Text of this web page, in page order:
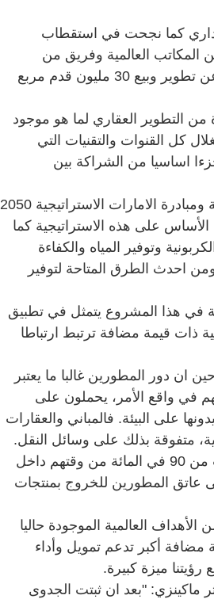
كما نجحت في استقطاب
المكاتب العالمية وفريق من
الخبراء المهرة في مجال صناعة العقارات مسؤول عن تطوير وبيع 30 مليون قدم مربع
من التطوير العقاري لما هو موجود
كل القنوات والتقنيات التي
اساسيا من الشراكة بين
ويتماشى مفهوم المشروع الجديد ومخرجاته مع رؤية ومبادرة الامارات الاستراتيجية 2050
على هذه الاستراتيجية كما
وتوفير المياه والكفاءة
احدث الطرق المتاحة لتوفير
في هذا المشروع يتمثل في تطبيق
ذات قيمة مضافة ترتبط ارتباطا
ان دور المطورين غالبا ما يعتبر
في واقع الأمر، يحملون على
على البيئة. فالمباني والعقارات
الكربونية، متفوقة بذلك على وسائل النقل.
وبوضع مناخ الأرض في الاعتبار، يقضى الناسمايقرب من 90 في المائة من وقتهم داخل
عاتق المطورين للخروج بمنتجات
العالمية الموجودة حاليا
أكبر تدعم تمويل وأداء
ميزة كبيرة.
ماكينزي: "بعد ان ثبتت الجدوى